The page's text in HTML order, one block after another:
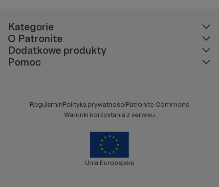
Kategorie
O Patronite
Dodatkowe produkty
Pomoc
RegulaminPolityka prywatnościPatronite Commons
Warunki korzystania z serwisu
Unia Europejska